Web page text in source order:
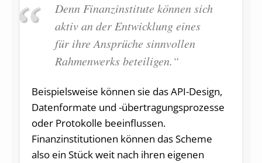
Denn Finanzinstitute können sich
aktiv an der Entwicklung eines
für ihre Ansprüche sinnvollen
Rahmenwerks beteiligen.“
Beispielsweise können sie das API-Design,
Datenformate und -übertragungsprozesse
oder Protokolle beeinflussen.
Finanzinstitutionen können das Scheme
also ein Stück weit nach ihren eigenen